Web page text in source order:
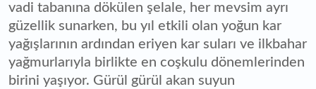
vadi tabanına dökülen şelale, her mevsim ayrı
güzellik sunarken, bu yıl etkili olan yoğun kar
yağışlarının ardından eriyen kar suları ve ilkbahar
yağmurlarıyla birlikte en coşkulu dönemlerinden
birini yaşıyor. Gürül gürül akan suyun